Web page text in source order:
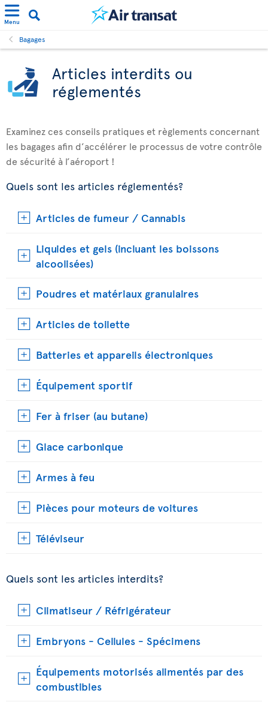
Menu
Bagages
Articles interdits ou
réglementés
Examinez ces conseils pratiques et règlements concernant
les bagages afin d’accélérer le processus de votre contrôle
de sécurité à l’aéroport !
Quels sont les articles réglementés?
Articles de fumeur / Cannabis
Liquides et gels (incluant les boissons
alcoolisées)
Poudres et matériaux granulaires
Articles de toilette
Batteries et appareils électroniques
Équipement sportif
Fer à friser (au butane)
Glace carbonique
Armes à feu
Pièces pour moteurs de voitures
Téléviseur
Quels sont les articles interdits?
Climatiseur / Réfrigérateur
Embryons - Cellules - Spécimens
Équipements motorisés alimentés par des
combustibles